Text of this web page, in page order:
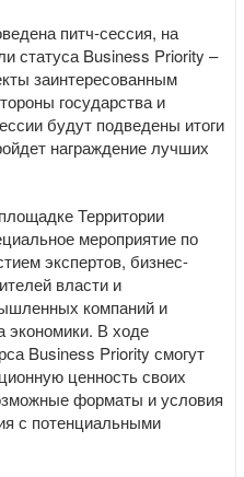
питч-сессия, на
статуса Business Priority –
заинтересованным
государства и
будут подведены итоги
награждение лучших
Территории
мероприятие по
экспертов, бизнес-
власти и
компаний и
экономики. В ходе
Business Priority смогут
ценность своих
форматы и условия
с потенциальными